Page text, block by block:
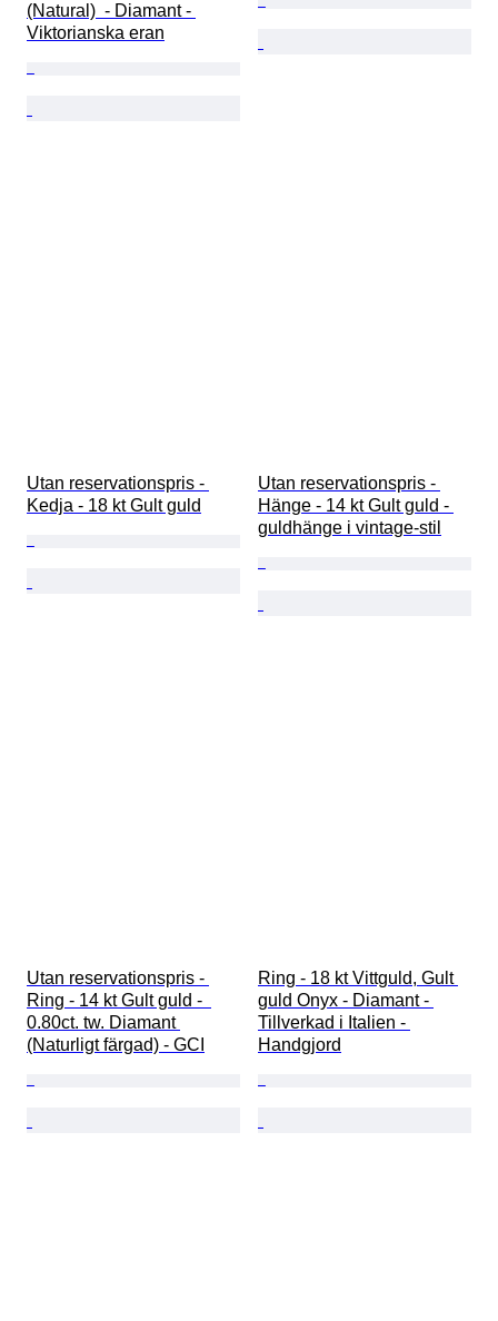
(Natural)  - Diamant -
Viktorianska eran
Utan reservationspris -
Kedja - 18 kt Gult guld
Utan reservationspris -
Hänge - 14 kt Gult guld -
guldhänge i vintage-stil
Utan reservationspris -
Ring - 14 kt Gult guld -
0.80ct. tw. Diamant
(Naturligt färgad) - GCI
Ring - 18 kt Vittguld, Gult
guld Onyx - Diamant -
Tillverkad i Italien -
Handgjord